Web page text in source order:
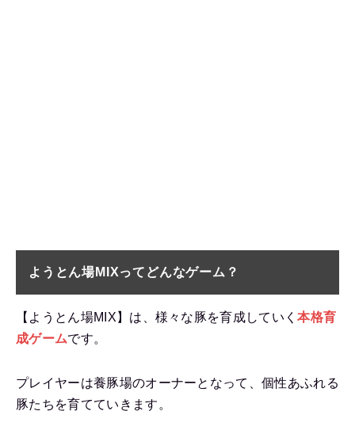
ようとん場MIXってどんなゲーム？
【ようとん場MIX】は、様々な豚を育成していく本格育
成ゲームです。
プレイヤーは養豚場のオーナーとなって、個性あふれる
豚たちを育てていきます。